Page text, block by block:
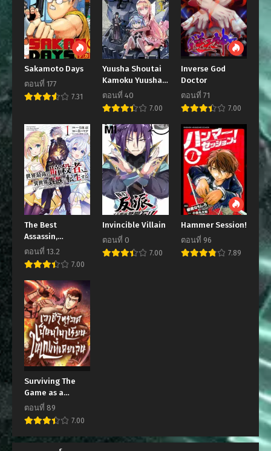
Sakamoto Days
ตอนที่ 177
7.31
Yuusha Shoutai
Kamoku Yuusha
Wa Nagisa Renai
ตอนที่ 40
7.00
Inverse God
Doctor
ตอนที่ 71
7.00
The Best
Assassin,
Incarnated into
a Different
World’s
Aristocrat
ตอนที่ 13.2
7.00
Invincible Villain
ตอนที่ 0
7.00
Hammer Session!
ตอนที่ 96
7.89
Surviving The
Game as a
Barbarian
ตอนที่ 89
7.00